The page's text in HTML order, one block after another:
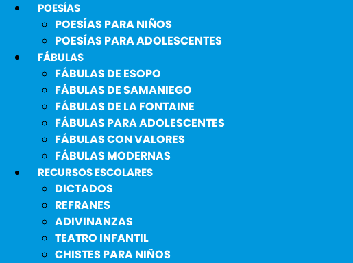
POESÍAS
POESÍAS PARA NIÑOS
POESÍAS PARA ADOLESCENTES
FÁBULAS
FÁBULAS DE ESOPO
FÁBULAS DE SAMANIEGO
FÁBULAS DE LA FONTAINE
FÁBULAS PARA ADOLESCENTES
FÁBULAS CON VALORES
FÁBULAS MODERNAS
RECURSOS ESCOLARES
DICTADOS
REFRANES
ADIVINANZAS
TEATRO INFANTIL
CHISTES PARA NIÑOS